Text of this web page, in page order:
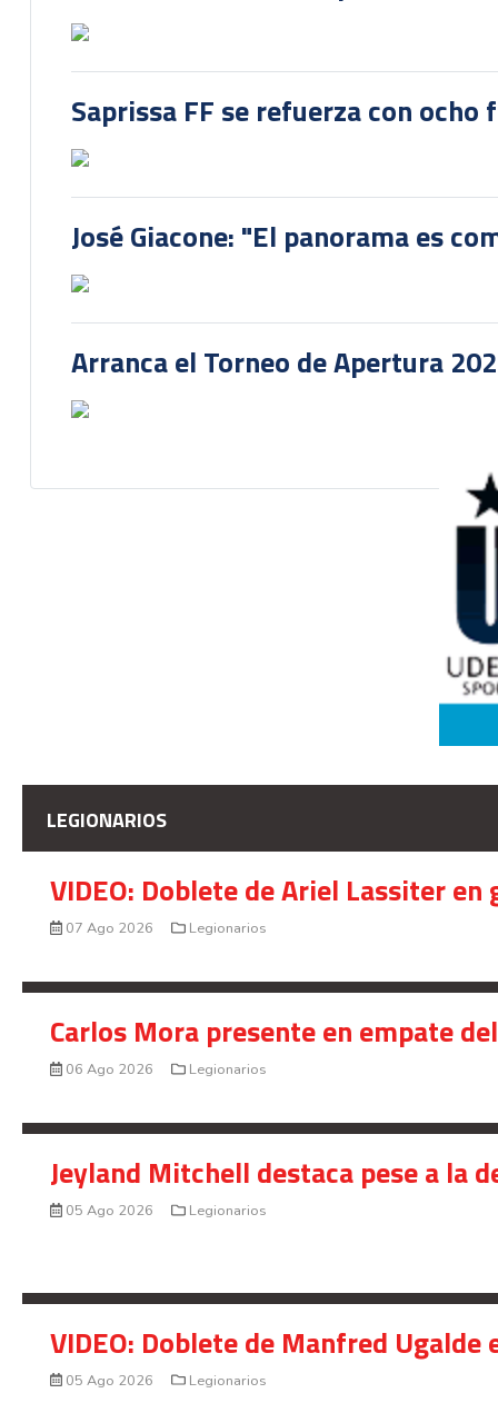
Saprissa FF se refuerza con
José Giacone: "El panorama es
Arranca el Torneo de Apertura
LEGIONARIOS
VIDEO: Doblete de Ariel Lassiter
07 Ago 2026 Legionarios
Carlos Mora presente en empate
06 Ago 2026 Legionarios
Jeyland Mitchell destaca pese a la
05 Ago 2026 Legionarios
VIDEO: Doblete de Manfred
05 Ago 2026 Legionarios